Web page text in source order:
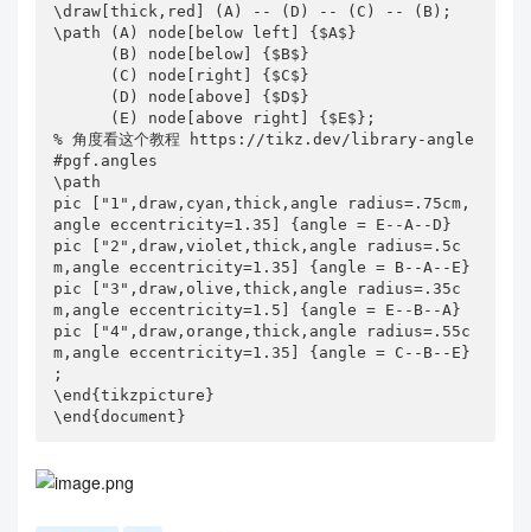
\draw[thick,red] (A) -- (D) -- (C) -- (B);
\path (A) node[below left] {$A$}
% 角度看这个教程 https://tikz.dev/library-angle
#pgf.angles
\path
pic ["1",draw,cyan,thick,angle radius=.75cm,
angle eccentricity=1.35] {angle = E--A--D}
pic ["2",draw,violet,thick,angle radius=.5c
m,angle eccentricity=1.35] {angle = B--A--E}
pic ["3",draw,olive,thick,angle radius=.35c
m,angle eccentricity=1.5] {angle = E--B--A}
pic ["4",draw,orange,thick,angle radius=.55c
m,angle eccentricity=1.35] {angle = C--B--E}
;
\end{tikzpicture}
\end{document}